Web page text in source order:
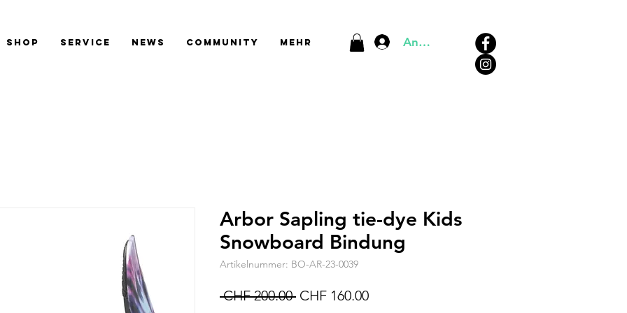
SHOP SERVICE NEWS COMMUNITY Mehr Anmelden
Arbor Sapling tie-dye Kids
Snowboard Bindung
Artikelnummer: BO-AR-23-0039
CHF 200.00 Standardpreis
CHF 160.00Sale-